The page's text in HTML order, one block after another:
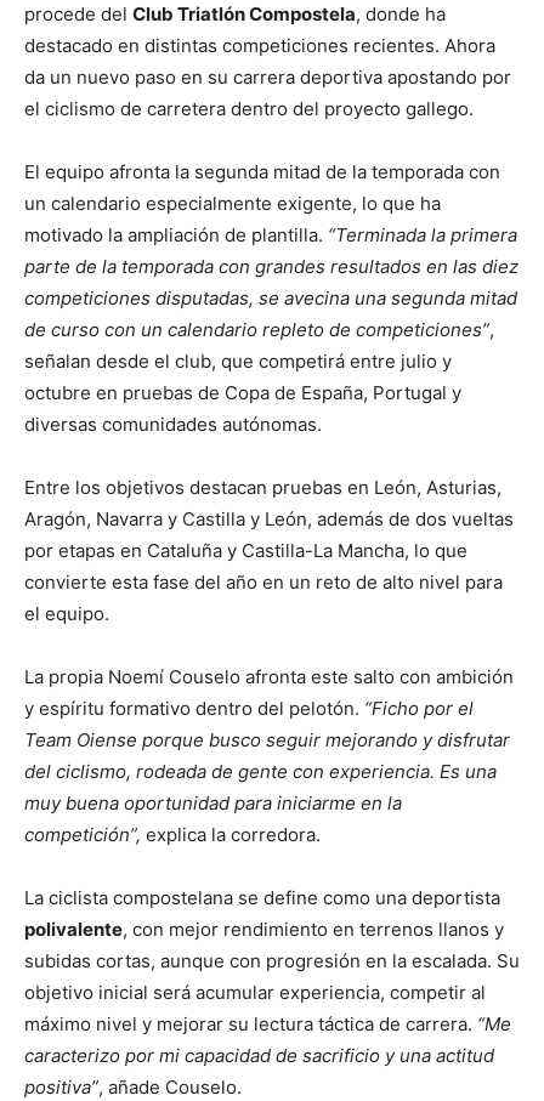
procede del Club Triatlón Compostela, donde ha
destacado en distintas competiciones recientes. Ahora
da un nuevo paso en su carrera deportiva apostando por
el ciclismo de carretera dentro del proyecto gallego.
El equipo afronta la segunda mitad de la temporada con
un calendario especialmente exigente, lo que ha
motivado la ampliación de plantilla. “Terminada la primera
parte de la temporada con grandes resultados en las diez
competiciones disputadas, se avecina una segunda mitad
de curso con un calendario repleto de competiciones”,
señalan desde el club, que competirá entre julio y
octubre en pruebas de Copa de España, Portugal y
diversas comunidades autónomas.
Entre los objetivos destacan pruebas en León, Asturias,
Aragón, Navarra y Castilla y León, además de dos vueltas
por etapas en Cataluña y Castilla-La Mancha, lo que
convierte esta fase del año en un reto de alto nivel para
el equipo.
La propia Noemí Couselo afronta este salto con ambición
y espíritu formativo dentro del pelotón. “Ficho por el
Team Oiense porque busco seguir mejorando y disfrutar
del ciclismo, rodeada de gente con experiencia. Es una
muy buena oportunidad para iniciarme en la
competición”, explica la corredora.
La ciclista compostelana se define como una deportista
polivalente, con mejor rendimiento en terrenos llanos y
subidas cortas, aunque con progresión en la escalada. Su
objetivo inicial será acumular experiencia, competir al
máximo nivel y mejorar su lectura táctica de carrera. “Me
caracterizo por mi capacidad de sacrificio y una actitud
positiva”, añade Couselo.